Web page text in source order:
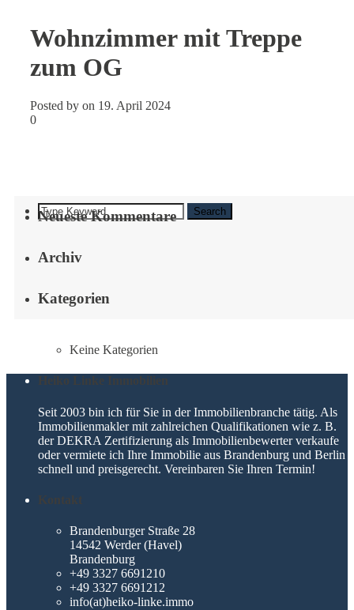
Wohnzimmer mit Treppe
zum OG
Posted by on 19. April 2024
0
Search
Neueste Kommentare
Archiv
Kategorien
Keine Kategorien
Heiko Linke Immobilien
Seit 2003 bin ich für Sie in der Immobilienbranche tätig. Als
Immobilienmakler mit zahlreichen Qualifikationen wie z. B.
der DEKRA Zertifizierung als Immobilienbewerter verkaufe
oder vermiete ich Ihre Immobilie aus Brandenburg und Berlin
schnell und preisgerecht. Vereinbaren Sie Ihren Termin!
Kontakt
Brandenburger Straße 28
14542 Werder (Havel)
Brandenburg
+49 3327 6691210
+49 3327 6691212
info(at)heiko-linke.immo